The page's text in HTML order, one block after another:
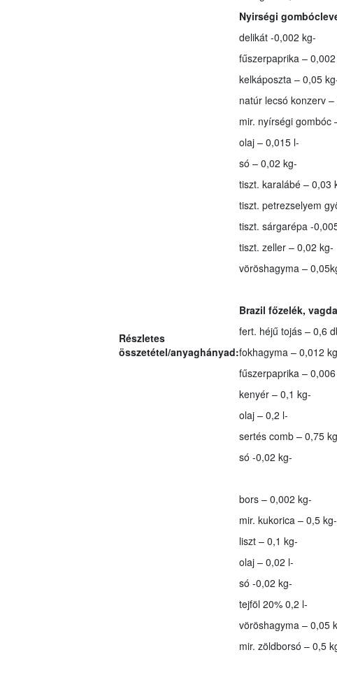
Részletes
összetétel/anyaghányad:
Nyirségi
delikát -0,002 kg-
fűszerpaprika –
kelkáposzta – 0,05
natúr lecsó konzerv
mir. nyírségi gombóc
olaj – 0,015 l-
só – 0,02 kg-
tiszt. karalábé – 0,03
tiszt. petrezselyem
tiszt. sárgarépa -
tiszt. zeller – 0,02 kg-
vöröshagyma –
Brazil főzelék,
fert. héjű tojás – 0,6
fokhagyma – 0,012
fűszerpaprika –
kenyér – 0,1 kg-
olaj – 0,2 l-
sertés comb – 0,75
só -0,02 kg-
bors – 0,002 kg-
mir. kukorica – 0,5 kg-
liszt – 0,1 kg-
olaj – 0,02 l-
só -0,02 kg-
tejföl 20% 0,2 l-
vöröshagyma – 0,05
mir. zöldborsó – 0,5